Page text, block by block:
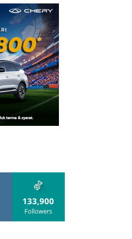
133,900
Followers